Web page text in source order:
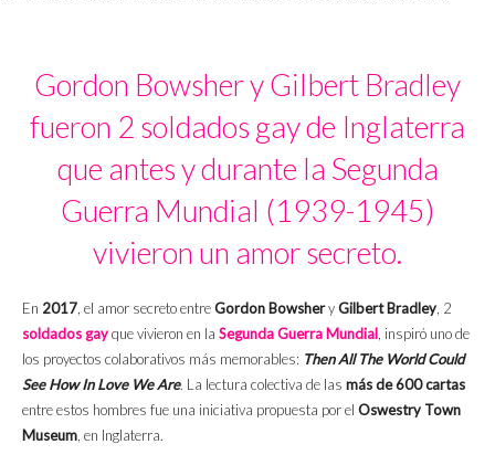
Gordon Bowsher y Gilbert Bradley
fueron 2 soldados gay de Inglaterra
que antes y durante la Segunda
Guerra Mundial (1939-1945)
vivieron un amor secreto.
En 2017, el amor secreto entreGordon BowsheryGilbert Bradley, 2
soldados gayque vivieron en la Segunda Guerra Mundial, inspiró uno de
los proyectos colaborativos más memorables: Then All The World Could
See How In Love We Are. La lectura colectiva de las más de 600 cartas
entre estos hombres fue una iniciativa propuesta por el Oswestry Town
Museum, en Inglaterra.